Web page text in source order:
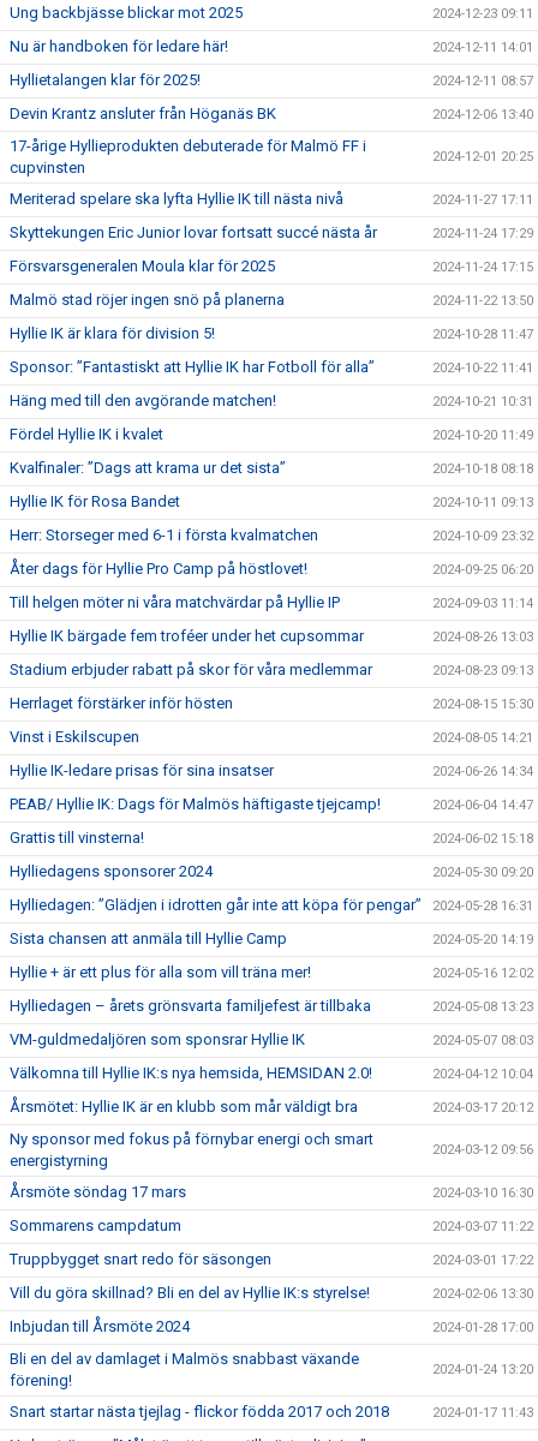
Ung backbjässe blickar mot 2025 2024-12-23 09:11
Nu är handboken för ledare här! 2024-12-11 14:01
Hyllietalangen klar för 2025! 2024-12-11 08:57
Devin Krantz ansluter från Höganäs BK 2024-12-06 13:40
17-årige Hyllieprodukten debuterade för Malmö FF i
cupvinsten
2024-12-01 20:25
Meriterad spelare ska lyfta Hyllie IK till nästa nivå 2024-11-27 17:11
Skyttekungen Eric Junior lovar fortsatt succé nästa år 2024-11-24 17:29
Försvarsgeneralen Moula klar för 2025 2024-11-24 17:15
Malmö stad röjer ingen snö på planerna 2024-11-22 13:50
Hyllie IK är klara för division 5! 2024-10-28 11:47
Sponsor: ”Fantastiskt att Hyllie IK har Fotboll för alla” 2024-10-22 11:41
Häng med till den avgörande matchen! 2024-10-21 10:31
Fördel Hyllie IK i kvalet 2024-10-20 11:49
Kvalfinaler: ”Dags att krama ur det sista” 2024-10-18 08:18
Hyllie IK för Rosa Bandet 2024-10-11 09:13
Herr: Storseger med 6-1 i första kvalmatchen 2024-10-09 23:32
Åter dags för Hyllie Pro Camp på höstlovet! 2024-09-25 06:20
Till helgen möter ni våra matchvärdar på Hyllie IP 2024-09-03 11:14
Hyllie IK bärgade fem troféer under het cupsommar 2024-08-26 13:03
Stadium erbjuder rabatt på skor för våra medlemmar 2024-08-23 09:13
Herrlaget förstärker inför hösten 2024-08-15 15:30
Vinst i Eskilscupen 2024-08-05 14:21
Hyllie IK-ledare prisas för sina insatser 2024-06-26 14:34
PEAB/ Hyllie IK: Dags för Malmös häftigaste tjejcamp! 2024-06-04 14:47
Grattis till vinsterna! 2024-06-02 15:18
Hylliedagens sponsorer 2024 2024-05-30 09:20
Hylliedagen: ”Glädjen i idrotten går inte att köpa för pengar” 2024-05-28 16:31
Sista chansen att anmäla till Hyllie Camp 2024-05-20 14:19
Hyllie + är ett plus för alla som vill träna mer! 2024-05-16 12:02
Hylliedagen – årets grönsvarta familjefest är tillbaka 2024-05-08 13:23
VM-guldmedaljören som sponsrar Hyllie IK 2024-05-07 08:03
Välkomna till Hyllie IK:s nya hemsida, HEMSIDAN 2.0! 2024-04-12 10:04
Årsmötet: Hyllie IK är en klubb som mår väldigt bra 2024-03-17 20:12
Ny sponsor med fokus på förnybar energi och smart
energistyrning
2024-03-12 09:56
Årsmöte söndag 17 mars 2024-03-10 16:30
Sommarens campdatum 2024-03-07 11:22
Truppbygget snart redo för säsongen 2024-03-01 17:22
Vill du göra skillnad? Bli en del av Hyllie IK:s styrelse! 2024-02-06 13:30
Inbjudan till Årsmöte 2024 2024-01-28 17:00
Bli en del av damlaget i Malmös snabbast växande
förening!
2024-01-24 13:20
Snart startar nästa tjejlag - flickor födda 2017 och 2018 2024-01-17 11:43